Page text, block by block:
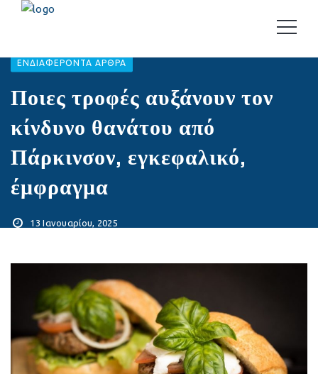
EΝΔΙΑΦΈΡΟΝΤΑ ΆΡΘΡΑ
Ποιες τροφές αυξάνουν τον
κίνδυνο θανάτου από
Πάρκινσον, εγκεφαλικό,
έμφραγμα
13 Ιανουαρίου, 2025